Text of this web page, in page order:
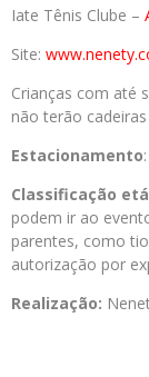
Iate Tênis Clube –
Site:
Crianças com até
não terão
Estacionamento
Classificação
podem ir ao
parentes, como
autorização por
Realização: